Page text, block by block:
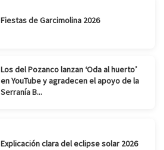
Fiestas de Garcimolina 2026
Los del Pozanco lanzan ‘Oda al huerto’
en YouTube y agradecen el apoyo de la
Serranía B...
Explicación clara del eclipse solar 2026